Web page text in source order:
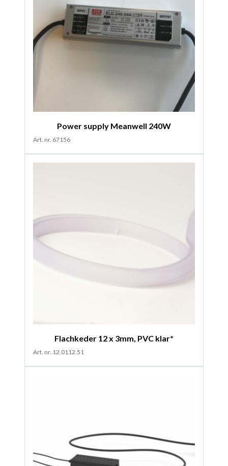
Power supply Meanwell 240W
Art. nr. 67156
Flachkeder 12 x 3mm, PVC klar*
Art. nr. 12.0112.51